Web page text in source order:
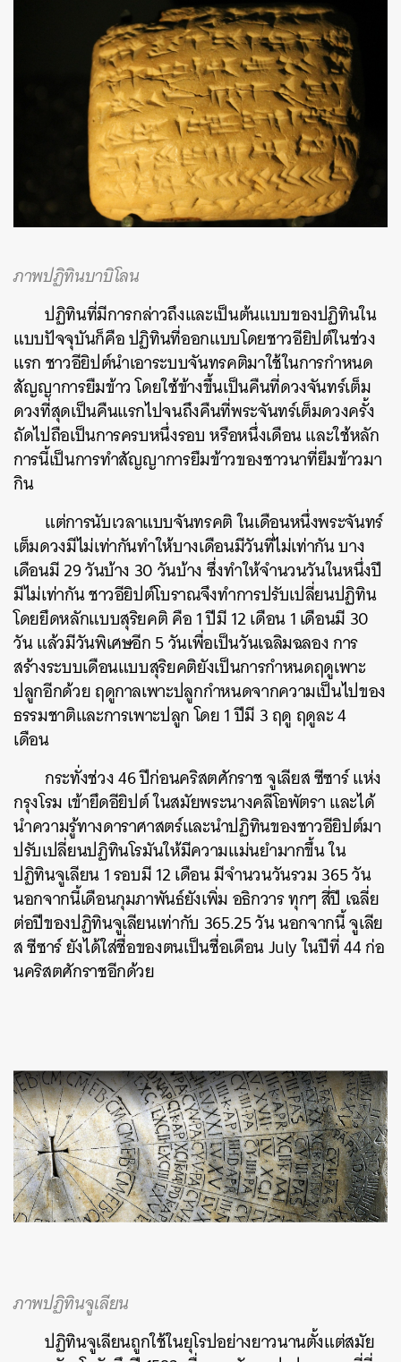
ภาพปฏิทินบาบิโลน
ปฏิทินที่มีการกล่าวถึงและเป็นต้นแบบของปฏิทินใน
แบบปัจจุบันก็คือปฏิทินที่ออกแบบโดยชาวอียิปต์ในช่วง
แรก ชาวอียิปต์นำเอาระบบจันทรคติมาใช้ในการกำหนด
สัญญาการยืมข้าวโดยใช้ข้างขึ้นเป็นคืนที่ดวงจันทร์เต็ม
ดวงที่สุดเป็นคืนแรกไปจนถึงคืนที่พระจันทร์เต็มดวงครั้ง
ถัดไปถือเป็นการครบหนึ่งรอบหรือหนึ่งเดือนและใช้หลัก
การนี้เป็นการทำสัญญาการยืมข้าวของชาวนาที่ยืมข้าวมา
กิน
แต่การนับเวลาแบบจันทรคติ ในเดือนหนึ่งพระจันทร์
เต็มดวงมีไม่เท่ากันทำให้บางเดือนมีวันที่ไม่เท่ากันบาง
เดือนมี29วันบ้าง 30วันบ้างซึ่งทำให้จำนวนวันในหนึ่งปี
มีไม่เท่ากัน ชาวอียิปต์โบราณจึงทำการปรับเปลี่ยนปฏิทิน
โดยยึดหลักแบบสุริยคติคือ1ปีมี12เดือน1เดือนมี 30
วันแล้วมีวันพิเศษอีก5วันเพื่อเป็นวันเฉลิมฉลองการ
สร้างระบบเดือนแบบสุริยคติยังเป็นการกำหนดฤดูเพาะ
ปลูกอีกด้วยฤดูกาลเพาะปลูกกำหนดจากความเป็นไปของ
ธรรมชาติและการเพาะปลูกโดย1ปีมี 3ฤดู ฤดูละ4
เดือน
กระทั่งช่วง46ปีก่อนคริสตศักราชจูเลียสซีซาร์ แห่ง
กรุงโรม เข้ายึดอียิปต์ในสมัยพระนางคลีโอพัตราและได้
นำความรู้ทางดาราศาสตร์และนำปฏิทินของชาวอียิปต์มา
ปรับเปลี่ยนปฏิทินโรมันให้มีความแม่นยำมากขึ้นใน
ปฏิทินจูเลียน1รอบมี12เดือนมีจำนวนวันรวม365วัน
นอกจากนี้เดือนกุมภาพันธ์ยังเพิ่มอธิกวารทุกๆสี่ปี เฉลี่ย
ต่อปีของปฏิทินจูเลียนเท่ากับ 365.25วันนอกจากนี้จูเลีย
สซีซาร์ยังได้ใส่ชื่อของตนเป็นชื่อเดือนJulyในปีที่44ก่อ
นคริสตศักราชอีกด้วย
ภาพปฏิทินจูเลียน
ปฏิทินจูเลียนถูกใช้ในยุโรปอย่างยาวนานตั้งแต่สมัย